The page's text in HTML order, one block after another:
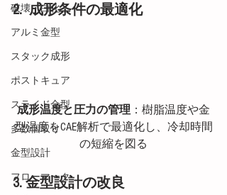
破壊・白化
アルミ金型
スタック成形
ポストキュア
スライド金型
多数個取り
金型設計
フローマーク
2.  成形条件の最適化
成形温度と圧力の管理 ：樹脂温度や金
型温度をCAE解析で最適化し、冷却時間
の短縮を図る
3. 金型設計の改良